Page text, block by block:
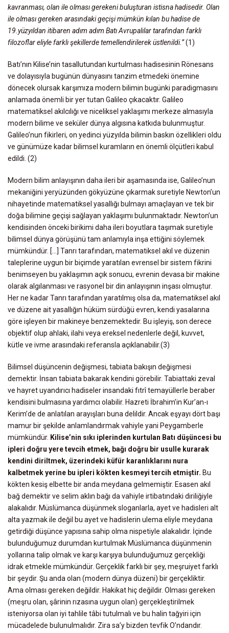
kavranması, olan ile olması gerekeni buluşturan istisna hadisedir. Olan
ile olması gereken arasındaki geçişi mümkün kılan bu hadise de
19.yüzyıldan itibaren adım adım Batı Avrupalılar tarafından farklı
filozoflar eliyle farklı şekillerde temellendirilerek üstlenildi.”(1)
Batı’nın Kilise’nin tasallutundan kurtulması hadisesinin Rönesans
ve dolayısıyla bugünün dünyasını tanzim etmedeki önemine
dönecek olursak karşımıza modern bilimin bugünki paradigmasını
anlamada önemli bir yer tutan Galileo çıkacaktır. Galileo
matematiksel akılcılığı ve niceliksel yaklaşımı merkeze almasıyla
modern bilime ve seküler dünya algısına katkıda bulunmuştur.
Galileo’nun fikirleri, on yedinci yüzyılda bilimin baskın özellikleri oldu
ve günümüze kadar bilimsel kuramların en önemli ölçütleri kabul
edildi. (2)
Modern bilim anlayışının daha ileri bir aşamasında ise, Galileo’nun
mekaniğini yeryüzünden gökyüzüne çıkarmak suretiyle Newton’un
nihayetinde matematiksel yasallığı bulmayı amaçlayan ve tek bir
doğa bilimine geçişi sağlayan yaklaşımı bulunmaktadır. Newton’un
kendisinden önceki birikimi daha ileri boyutlara taşımak suretiyle
bilimsel dünya görüşünü tam anlamıyla inşa ettiğini söylemek
mümkündür. […] Tanrı tarafından, matematiksel akıl ve düzenin
taleplerine uygun bir biçimde yaratılan evrensel bir sistem fikrini
benimseyen bu yaklaşımın açık sonucu, evrenin devasa bir makine
olarak algılanması ve rasyonel bir din anlayışının inşası olmuştur.
Her ne kadar Tanrı tarafından yaratılmış olsa da, matematiksel akıl
ve düzene ait yasallığın hüküm sürdüğü evren, kendi yasalarına
göre işleyen bir makineye benzemektedir. Bu işleyiş, son derece
objektif olup ahlaki, ilahi veya ereksel nedenlerle değil, kuvvet,
kütle ve ivme arasındaki referansla açıklanabilir.(3)
Bilimsel düşüncenin değişmesi, tabiata bakışın değişmesi
demektir. İnsan tabiata bakarak kendini görebilir. Tabiattaki zeval
ve hayret uyandırıcı hadiseler insandaki fıtrî temayüllerle beraber
kendisini bulmasına yardımcı olabilir. Hazreti İbrahim’in Kur’an-ı
Kerim’de de anlatılan arayışları buna delildir. Ancak eşyayı dört başı
mamur bir şekilde anlamlandırmak vahiyle yani Peygamberle
mümkündür. Kilise’nin sıkı iplerinden kurtulan Batı düşüncesi bu
ipleri doğru yere tevcih etmek, bağı doğru bir usulle kurarak
kendini diriltmek, üzerindeki küfür karanlıklarını nura
kalbetmek yerine bu ipleri kökten kesmeyi tercih etmiştir. Bu
kökten kesiş elbette bir anda meydana gelmemiştir. Esasen akıl
bağ demektir ve selim aklın bağı da vahiyle irtibatındaki diriliğiyle
alakalıdır. Müslümanca düşünmek sloganlarla, ayet ve hadisleri alt
alta yazmak ile değil bu ayet ve hadislerin ulema eliyle meydana
getirdiği düşünce yapısına sahip olma nispetiyle alakalıdır. İçinde
bulunduğumuz durumdan kurtulmak Müslümanca düşünmenin
yollarına talip olmak ve karşı karşıya bulunduğumuz gerçekliği
idrak etmekle mümkündür. Gerçeklik farklı bir şey, meşruiyet farklı
bir şeydir. Şu anda olan (modern dünya düzeni) bir gerçekliktir.
Ama olması gereken değildir. Hakikat hiç değildir. Olması gereken
(meşru olan, şârinin rızasına uygun olan) gerçekleştirilmek
isteniyorsa olan iyi tahlile tâbi tutulmalı ve bu halin tağyiri için
mücadelede bulunulmalıdır. Zira sa’y bizden tevfik O’ndandır.